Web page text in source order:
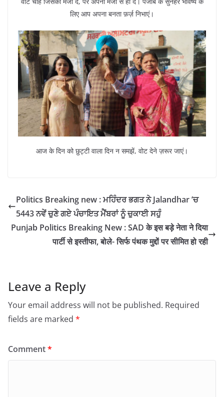
लिए आप अपना बनता फ़र्ज़ निभाएं।
आज के दिन को छुट्टी वाला दिन न समझें, वोट देने ज़रूर जाएं।
Politics Breaking new : ਮਹਿੰਦਰ ਭਗਤ ਨੇ Jalandhar ’ਚ
5443 ਨਵੇਂ ਚੁਣੇ ਗਏ ਪੰਚਾਇਤ ਮੈਂਬਰਾਂ ਨੂੰ ਚੁਕਾਈ ਸਹੁੰ
Punjab Politics Breaking New : SAD के इस बड़े नेता ने दिया
पार्टी से इस्तीफा, बोले- सिर्फ पंथक मुद्दों पर सीमित हो रही
Leave a Reply
Your email address will not be published. Required
fields are marked *
Comment*